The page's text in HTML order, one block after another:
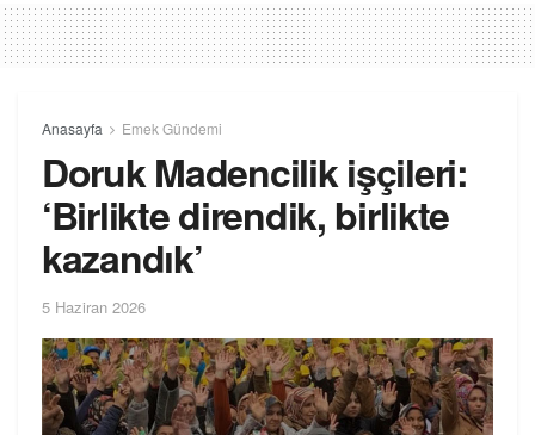
Anasayfa Emek Gündemi
Doruk Madencilik işçileri:
‘Birlikte direndik, birlikte
kazandık’
5 Haziran 2026